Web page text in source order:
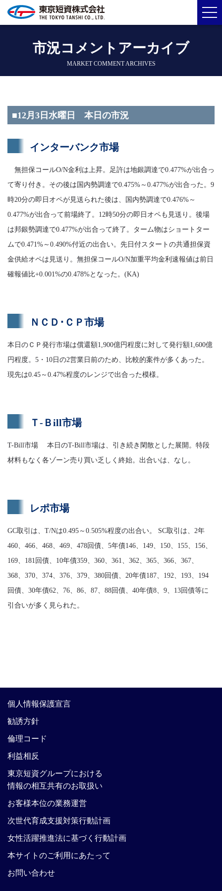
市況コメントアーカイブ
MARKET COMMENT ARCHIVES
■12月3日水曜日 本日の市況
インターバンク市場
無担保コールO/N金利は上昇。足許は地銀調達で0.477%が出合っ
て寄り付き。その後は国内勢調達で0.475%～0.477%が出合った。9
時20分の即日オペが見送られた後は、国内勢調達で0.476%～
0.477%が出合って前場終了。12時50分の即日オペも見送り。後場
は邦銀勢調達で0.477%が出合って終了。ターム物はショートター
ムで0.471%～0.490%付近の出合い。先日付スタートの共通担保資
金供給オペは見送り。無担保コールO/N加重平均金利速報値は前日
確報値比+0.001%の0.478%となった。(KA)
ＮＣＤ･ＣＰ市場
本日のＣＰ発行市場は償還額1,900億円程度に対して発行額1,600億
円程度。5・10日の2営業日前のため、比較的案件が多くあった。
現先は0.45～0.47%程度のレンジで出合った模様。
Ｔ-Ｂill市場
T-Bill市場 本日のT-Bill市場は、引き続き閑散とした展開。特段
材料もなく各ゾーン売り買い乏しく終始。出合いは、なし。
レポ市場
GC取引は、T/Nは0.495～0.505%程度の出合い。 SC取引は、2年
460、466、468、469、478回債、5年債146、149、150、155、156、
169、181回債、10年債359、360、361、362、365、366、367、
368、370、374、376、379、380回債、20年債187、192、193、194
回債、30年債62、76、86、87、88回債、40年債8、9、13回債等に
引合いが多く見られた。
個人情報保護宣言
勧誘方針
倫理コード
利益相反
東京短資グループにおける
情報の相互共有のお取扱い
お客様本位の業務運営
次世代育成支援対策行動計画
女性活躍推進法に基づく行動計画
本サイトのご利用にあたって
お問い合わせ